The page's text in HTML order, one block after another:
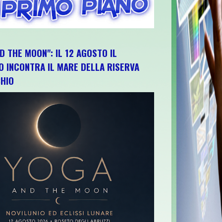
THE MOON": IL 12 AGOSTO IL
INCONTRA IL MARE DELLA RISERVA